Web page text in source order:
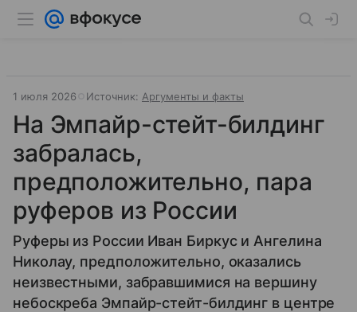
1 июля 2026 Источник: Аргументы и факты
На Эмпайр-стейт-билдинг
забралась,
предположительно, пара
руферов из России
Руферы из России Иван Биркус и Ангелина
Николау, предположительно, оказались
неизвестными, забравшимися на вершину
небоскреба Эмпайр-стейт-билдинг в центре